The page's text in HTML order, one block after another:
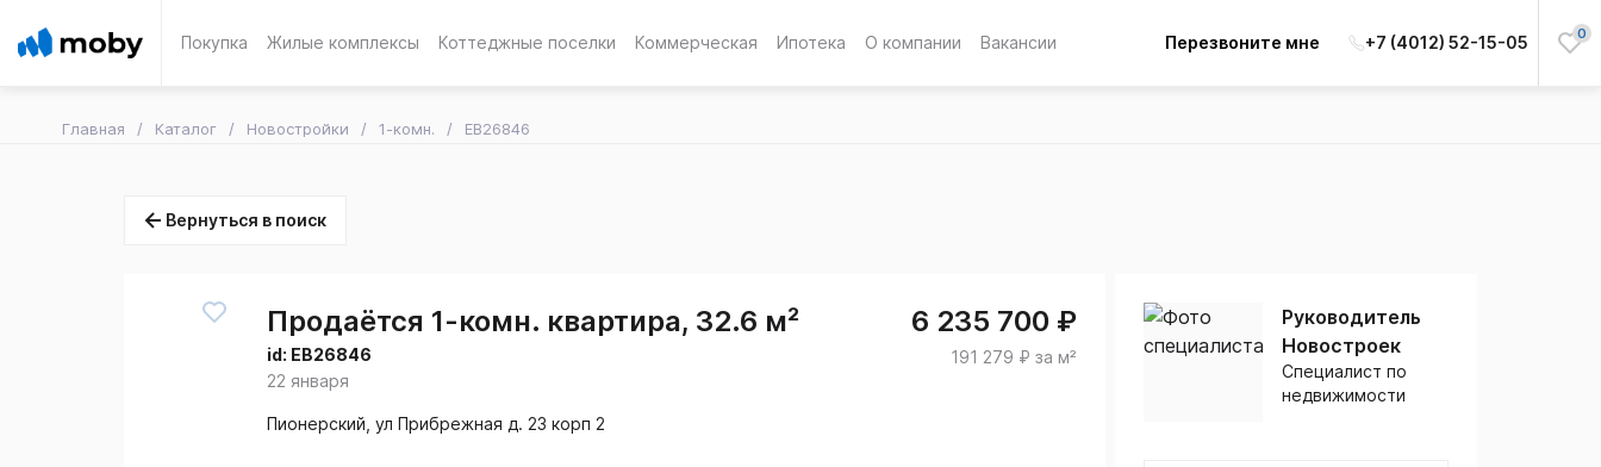
Покупка Жилые комплексы Коттеджные поселки Коммерческая Ипотека О компании Вакансии Перезвоните мне +7 (4012) 52-15-05 0
Главная Каталог Новостройки 1-комн. EB26846
Вернуться в поиск
Продаётся 1-комн. квартира, 32.6 м²
id: EB26846
22 января
6 235 700 ₽
191 279 ₽ за м²
Пионерский, ул Прибрежная д. 23 корп 2
Руководитель
Новостроек
Специалист по
недвижимости